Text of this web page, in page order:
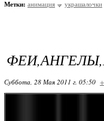
Метки: анимация украшалочки
Суббота, 28 Мая 2011 г. 05:50